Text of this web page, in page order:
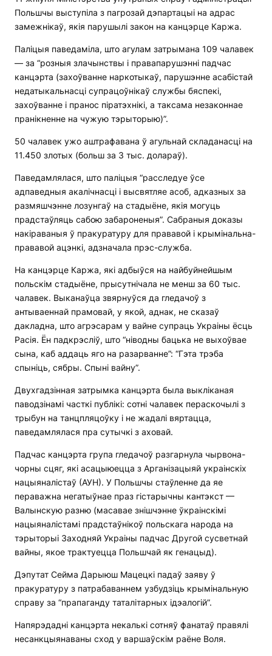
Польшчы выступіла з пагрозай дэпартацыі на адрас
замежнікаў, якія парушылі закон на канцэрце Каржа.
Паліцыя паведаміла, што агулам затрымана 109 чалавек
— за “розныя злачынствы і правапарушэнні падчас
канцэрта (захоўванне наркотыкаў, парушэнне асабістай
недатыкальнасці супрацоўнікаў службы бяспекі,
захоўванне і пранос піратэхнікі, а таксама незаконнае
пранікненне на чужую тэрыторыю)”.
50 чалавек ужо аштрафавана ў агульнай складанасці на
11.450 злотых (больш за 3 тыс. долараў).
Паведамлялася, што паліцыя “расследуе ўсе
адпаведныя акалічнасці і высвятляе асоб, адказных за
размяшчэнне лозунгаў на стадыёне, якія могуць
прадстаўляць сабою забароненыя”. Сабраныя доказы
накіраваныя ў пракуратуру для прававой і крымінальна-
прававой ацэнкі, адзначала прэс-служба.
На канцэрце Каржа, які адбыўся на найбуйнейшым
польскім стадыёне, прысутнічала не менш за 60 тыс.
чалавек. Выканаўца звярнуўся да гледачоў з
антываеннай прамовай, у якой, аднак, не сказаў
дакладна, што агрэсарам у вайне супраць Украіны ёсць
Расія. Ён падкрэсліў, што “ніводны бацька не выхоўвае
сына, каб аддаць яго на разарванне”: “Гэта трэба
спыніць, сябры. Спыні вайну”.
Двухгадзінная затрымка канцэрта была выкліканая
паводзінамі часткі публікі: сотні чалавек пераскочылі з
трыбун на танцпляцоўку і не жадалі вяртацца,
паведамлялася пра сутычкі з аховай.
Падчас канцэрта група гледачоў разгарнула чырвона-
чорны сцяг, які асацыюецца з Арганізацыяй украінскіх
нацыяналістаў (АУН). У Польшчы стаўленне да яе
пераважна негатыўнае праз гістарычны кантэкст —
Валынскую разню (масавае знішчэнне ўкраінскімі
нацыяналістамі прадстаўнікоў польскага народа на
тэрыторыі Заходняй Украіны падчас Другой сусветнай
вайны, якое трактуецца Польшчай як генацыд).
Дэпутат Сейма Дарыюш Мацецкі падаў заяву ў
пракуратуру з патрабаваннем узбудзіць крымінальную
справу за “прапаганду таталітарных ідэалогій”.
Напярэдадні канцэрта некалькі сотняў фанатаў правялі
несанкцыянаваны сход у варшаўскім раёне Воля.